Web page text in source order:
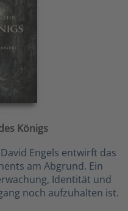
Königs
Engels entwirft das
am Abgrund. Ein
Identität und
noch aufzuhalten ist.